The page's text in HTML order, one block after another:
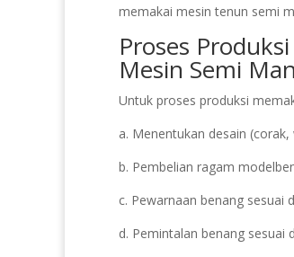
memakai mesin tenun semi
Proses
Mesin Semi
Untuk proses produksi
a. Menentukan desain
b. Pembelian ragam
c. Pewarnaan benang sesuai
d. Pemintalan benang sesuai